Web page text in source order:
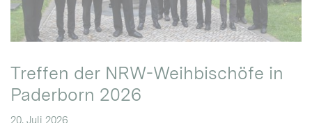
Treffen der NRW-Weihbischöfe in
Paderborn 2026
20. Juli 2026